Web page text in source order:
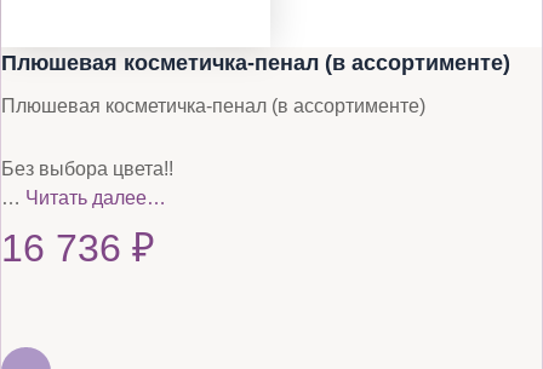
Плюшевая косметичка-пенал (в ассортименте)
Плюшевая косметичка-пенал (в ассортименте)
Без выбора цвета!!
… Читать далее…
16 736 ₽